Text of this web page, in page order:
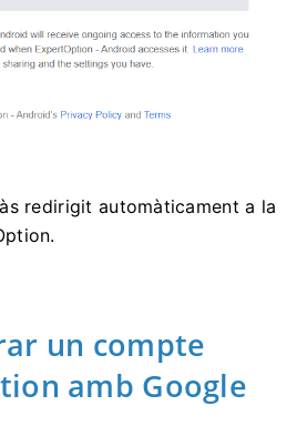
redirigit automàticament a la
un compte
amb Google